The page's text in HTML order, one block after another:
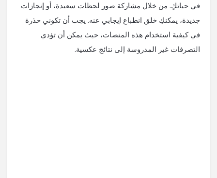
في حياتكِ. من خلال مشاركة صور لحظات سعيدة، أو إنجازات
جديدة، يمكنكِ خلق انطباع إيجابي عنه. يجب أن تكوني حذرة
في كيفية استخدام هذه المنصات، حيث يمكن أن تؤدي
التصرفات غير المدروسة إلى نتائج عكسية.